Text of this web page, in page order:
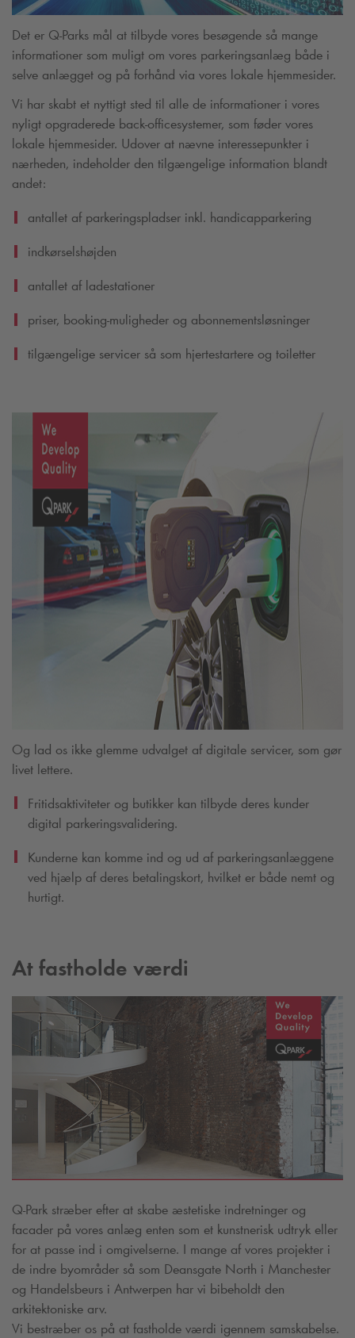
Det er Q-Parks mål at tilbyde vores besøgende så mange
informationer som muligt om vores parkeringsanlæg både i
selve anlægget og på forhånd via vores lokale hjemmesider.
Vi har skabt et nyttigt sted til alle de informationer i vores
nyligt opgraderede back-officesystemer, som føder vores
lokale hjemmesider. Udover at nævne interessepunkter i
nærheden, indeholder den tilgængelige information blandt
andet:
antallet af parkeringspladser inkl. handicapparkering
indkørselshøjden
antallet af ladestationer
priser, booking-muligheder og abonnementsløsninger
tilgængelige servicer så som hjertestartere og toiletter
Og lad os ikke glemme udvalget af digitale servicer, som gør
livet lettere.
Fritidsaktiviteter og butikker kan tilbyde deres kunder
digital parkeringsvalidering.
Kunderne kan komme ind og ud af parkeringsanlæggene
ved hjælp af deres betalingskort, hvilket er både nemt og
hurtigt.
At fastholde værdi
Q-Park stræber efter at skabe æstetiske indretninger og
facader på vores anlæg enten som et kunstnerisk udtryk eller
for at passe ind i omgivelserne. I mange af vores projekter i
de indre byområder så som Deansgate North i Manchester
og Handelsbeurs i Antwerpen har vi bibeholdt den
arkitektoniske arv.
Vi bestræber os på at fastholde værdi igennem samskabelse.